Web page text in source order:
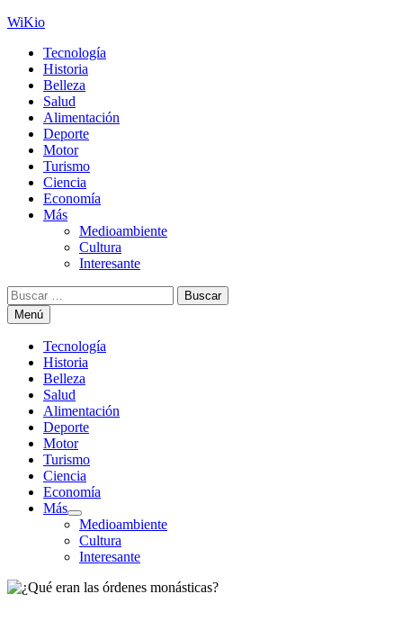
Saltar
contenido
WiKio
Tecnología
Historia
Belleza
Salud
Alimentación
Deporte
Motor
Turismo
Ciencia
Economía
Más
Medioambiente
Cultura
Interesante
Buscar:
Menú
Tecnología
Historia
Belleza
Salud
Alimentación
Deporte
Motor
Turismo
Ciencia
Economía
Más
Mostrar
el
submenú
Medioambiente
Cultura
Interesante